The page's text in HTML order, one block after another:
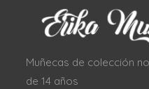
Muñecas de colección
de 14 años